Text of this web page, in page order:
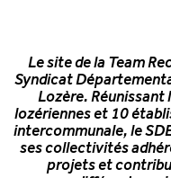
Le site de la Team
Syndicat
Lozère.
lozériennes et 10
intercommunale, le
ses collectivités
projets et